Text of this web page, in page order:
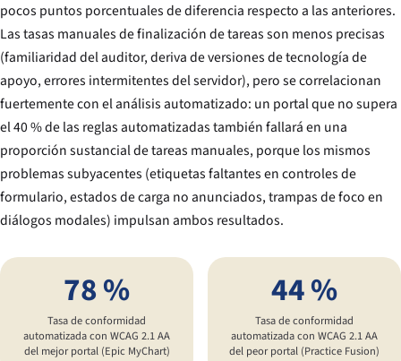
pocos puntos porcentuales de diferencia respecto a las anteriores.
Las tasas manuales de finalización de tareas son menos precisas
(familiaridad del auditor, deriva de versiones de tecnología de
apoyo, errores intermitentes del servidor), pero se correlacionan
fuertemente con el análisis automatizado: un portal que no supera
el 40 % de las reglas automatizadas también fallará en una
proporción sustancial de tareas manuales, porque los mismos
problemas subyacentes (etiquetas faltantes en controles de
formulario, estados de carga no anunciados, trampas de foco en
diálogos modales) impulsan ambos resultados.
78 %
Tasa de conformidad
automatizada con WCAG 2.1 AA
del mejor portal (Epic MyChart)
44 %
Tasa de conformidad
automatizada con WCAG 2.1 AA
del peor portal (Practice Fusion)